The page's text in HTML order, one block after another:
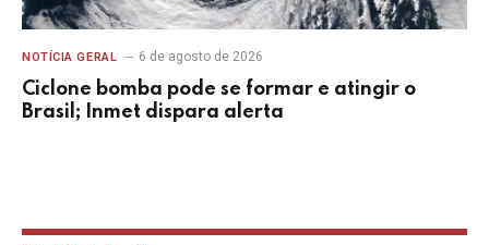
NOTÍCIA GERAL 6 de agosto de 2026
Ciclone bomba pode se formar e atingir o
Brasil; Inmet dispara alerta